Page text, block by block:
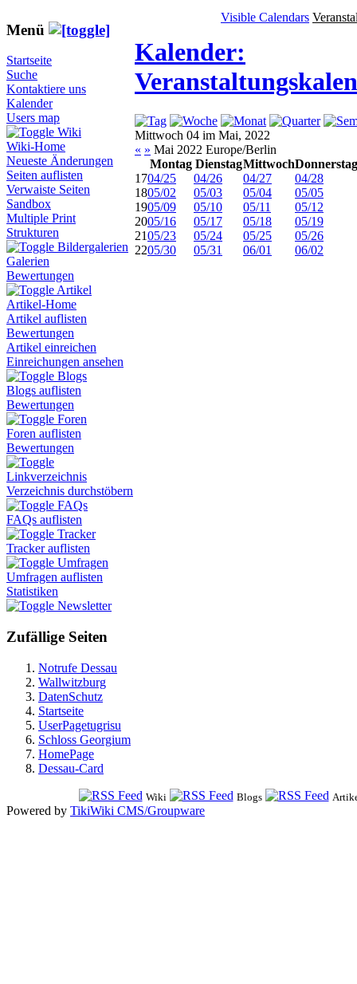
Menü
Startseite
Suche
Kontaktiere uns
Kalender
Users map
Wiki
Wiki-Home
Neueste Änderungen
Seiten auflisten
Verwaiste Seiten
Sandbox
Multiple Print
Strukturen
Bildergalerien
Galerien
Bewertungen
Artikel
Artikel-Home
Artikel auflisten
Bewertungen
Artikel einreichen
Einreichungen ansehen
Blogs
Blogs auflisten
Bewertungen
Foren
Foren auflisten
Bewertungen
Linkverzeichnis
Verzeichnis durchstöbern
FAQs
FAQs auflisten
Tracker
Tracker auflisten
Umfragen
Umfragen auflisten
Statistiken
Newsletter
Zufällige Seiten
Notrufe Dessau
Wallwitzburg
DatenSchutz
Startseite
UserPagetugrisu
Schloss Georgium
HomePage
Dessau-Card
Visible Calendars
Kalender:
Mittwoch 04 im Mai, 2022
« » Mai 2022 Europe/Berlin
Montag DienstagMittwochDonnerstag
1704/25 04/26 04/27
04/28
1805/02 05/03 05/04
05/05
1905/09 05/10 05/11
05/12
2005/16 05/17 05/18
05/19
2105/23 05/24 05/25
05/26
2205/30 05/31 06/01 06/02
Wiki Blogs
Powered by TikiWiki CMS/Groupware